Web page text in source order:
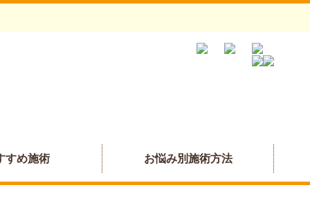
すめ施術 お悩み別施術方法